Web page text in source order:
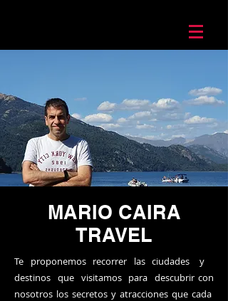
MARIO CAIRA
TRAVEL
Te proponemos recorrer las ciudades y
destinos que visitamos para descubrir con
nosotros los secretos y atracciones que cada